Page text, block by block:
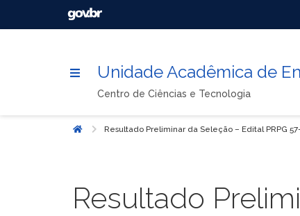
Unidade Acadêmica de
Centro de Ciências e Tecnologia
Início Resultado Preliminar da Seleção – Edital PRPG
Resultado